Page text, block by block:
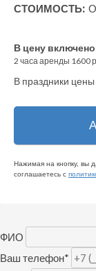
СТОИМОСТЬ:
В цену
2 часа аренды 1600
В праздники цены
Нажимая на кнопку, вы
соглашаетесь c
ФИО
Ваш телефон*